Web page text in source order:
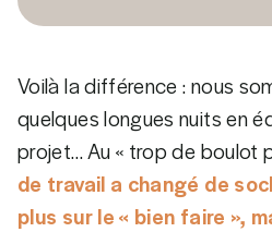
Voilà la différence : nous
quelques longues nuits en
projet… Au « trop de boulot
de travail a changé de
plus sur le « bien faire »,